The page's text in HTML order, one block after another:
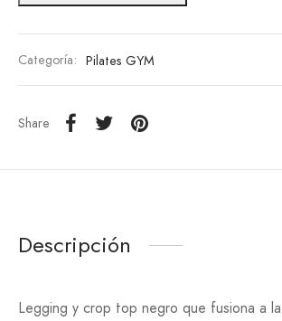
45.00€.36.00€.
Categoría: Pilates GYM
Share
Descripción
Legging y crop top negro que fusiona a